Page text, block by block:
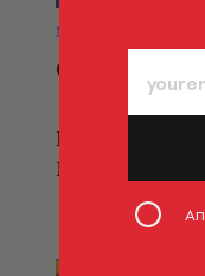
ΜΟΥΣΙΚΕΣ
Casa
Arts -
Nightlife. Το Casa
Bostani είναι κάτι
περισσότερο
καλλιτεχν